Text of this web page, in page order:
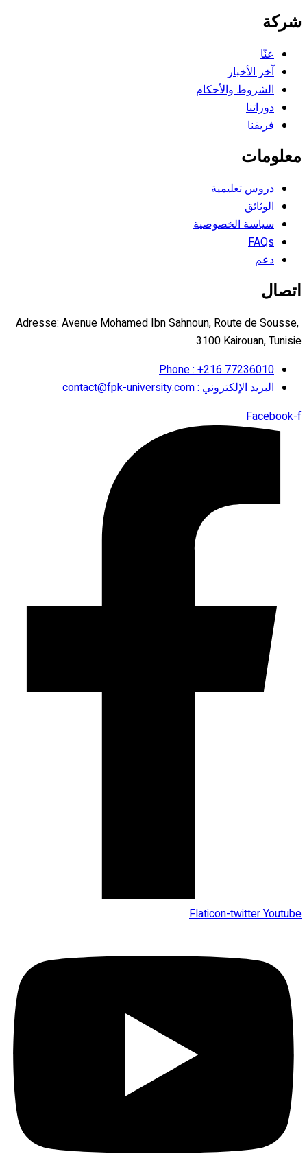
شركة
عنّا
آخر الأخبار
الشروط والأحكام
دوراتنا
فريقنا
معلومات
دروس تعليمية
الوثائق
سياسة الخصوصية
FAQs
دعم
اتصال
Adresse: Avenue Mohamed Ibn Sahnoun, Route de Sousse,
3100 Kairouan, Tunisie
Phone : +216 77236010
البريد الإلكتروني : contact@fpk-university.com
Facebook-f
Flaticon-twitterYoutube